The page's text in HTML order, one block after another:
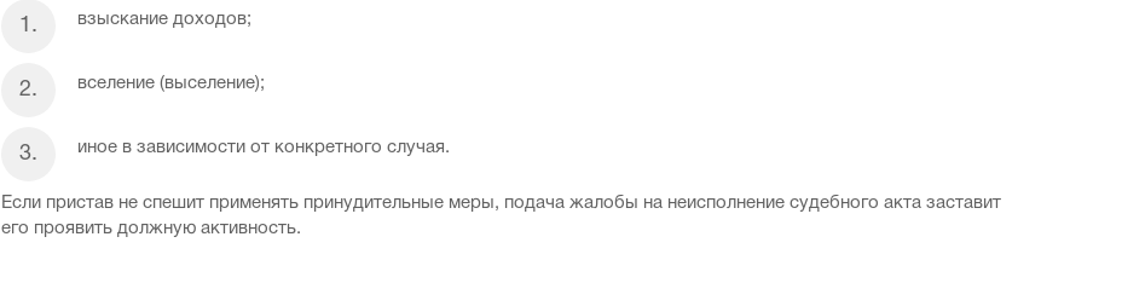
взыскание доходов;
вселение (выселение);
иное в зависимости от конкретного случая.
Если пристав не спешит применять принудительные меры, подача жалобы на неисполнение судебного акта заставит
его проявить должную активность.